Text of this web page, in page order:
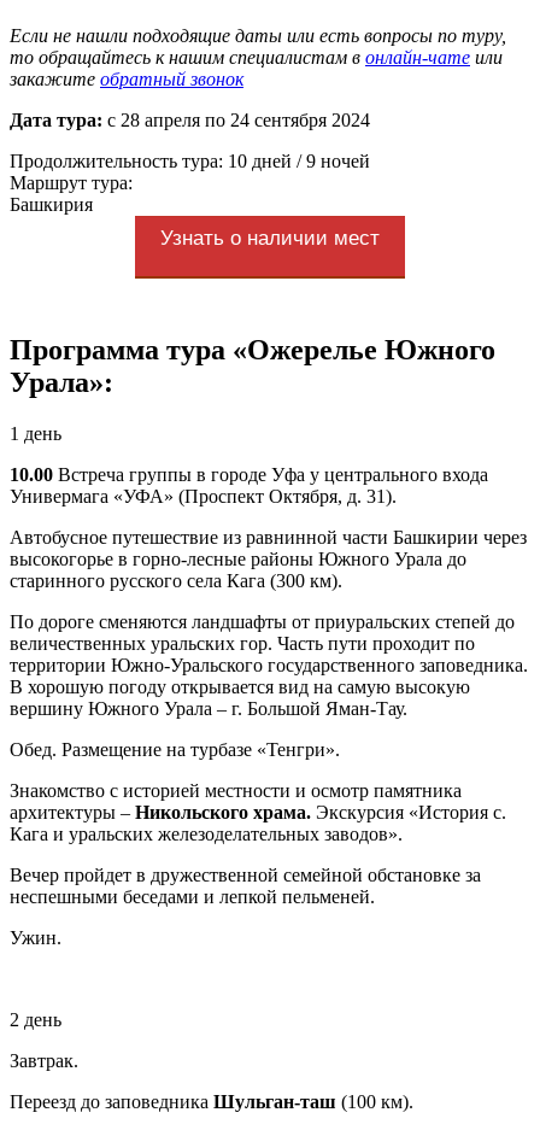
Если не нашли подходящие даты или есть вопросы по туру,
то обращайтесь к нашим специалистам в онлайн-чате или
закажите обратный звонок
Дата тура: с 28 апреля по 24 сентября 2024
Продолжительность тура: 10 дней / 9 ночей
Маршрут тура:
Башкирия
Узнать о наличии мест
Программа тура «Ожерелье Южного
Урала»:
1 день
10.00 Встреча группы в городе Уфа у центрального входа
Универмага «УФА» (Проспект Октября, д. 31).
Автобусное путешествие из равнинной части Башкирии через
высокогорье в горно-лесные районы Южного Урала до
старинного русского села Кага (300 км).
По дороге сменяются ландшафты от приуральских степей до
величественных уральских гор. Часть пути проходит по
территории Южно-Уральского государственного заповедника.
В хорошую погоду открывается вид на самую высокую
вершину Южного Урала – г. Большой Яман-Тау.
Обед. Размещение на турбазе «Тенгри».
Знакомство с историей местности и осмотр памятника
архитектуры – Никольского храма. Экскурсия «История с.
Кага и уральских железоделательных заводов».
Вечер пройдет в дружественной семейной обстановке за
неспешными беседами и лепкой пельменей.
Ужин.
2 день
Завтрак.
Переезд до заповедника Шульган-таш (100 км).